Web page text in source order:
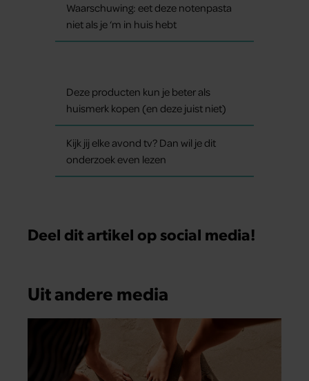
Waarschuwing: eet deze notenpasta
niet als je ‘m in huis hebt
Deze producten kun je beter als
huismerk kopen (en deze juist niet)
Kijk jij elke avond tv? Dan wil je dit
onderzoek even lezen
Deel dit artikel op social media!
Uit andere media